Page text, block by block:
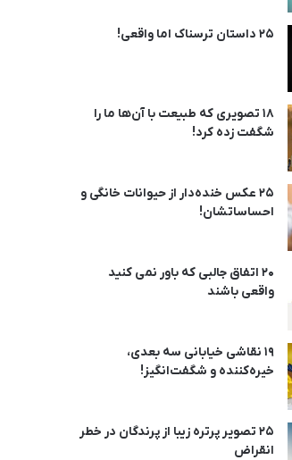
25 داستان ترسناک اما واقعی!
18 تصویری که طبیعت با آن‌ها ما را
شگفت زده کرد!
25 عکس خنده‌دار از حیوانات خانگی و
احساساتشان!
20 اتفاق جالبی که باور نمی کنید
واقعی باشند
19 نقاشی خیابانی سه بعدی،
خیره‌کننده و شگفت‌انگیز!
25 تصویر پرتره زیبا از پرندگان در خطر
انقراض